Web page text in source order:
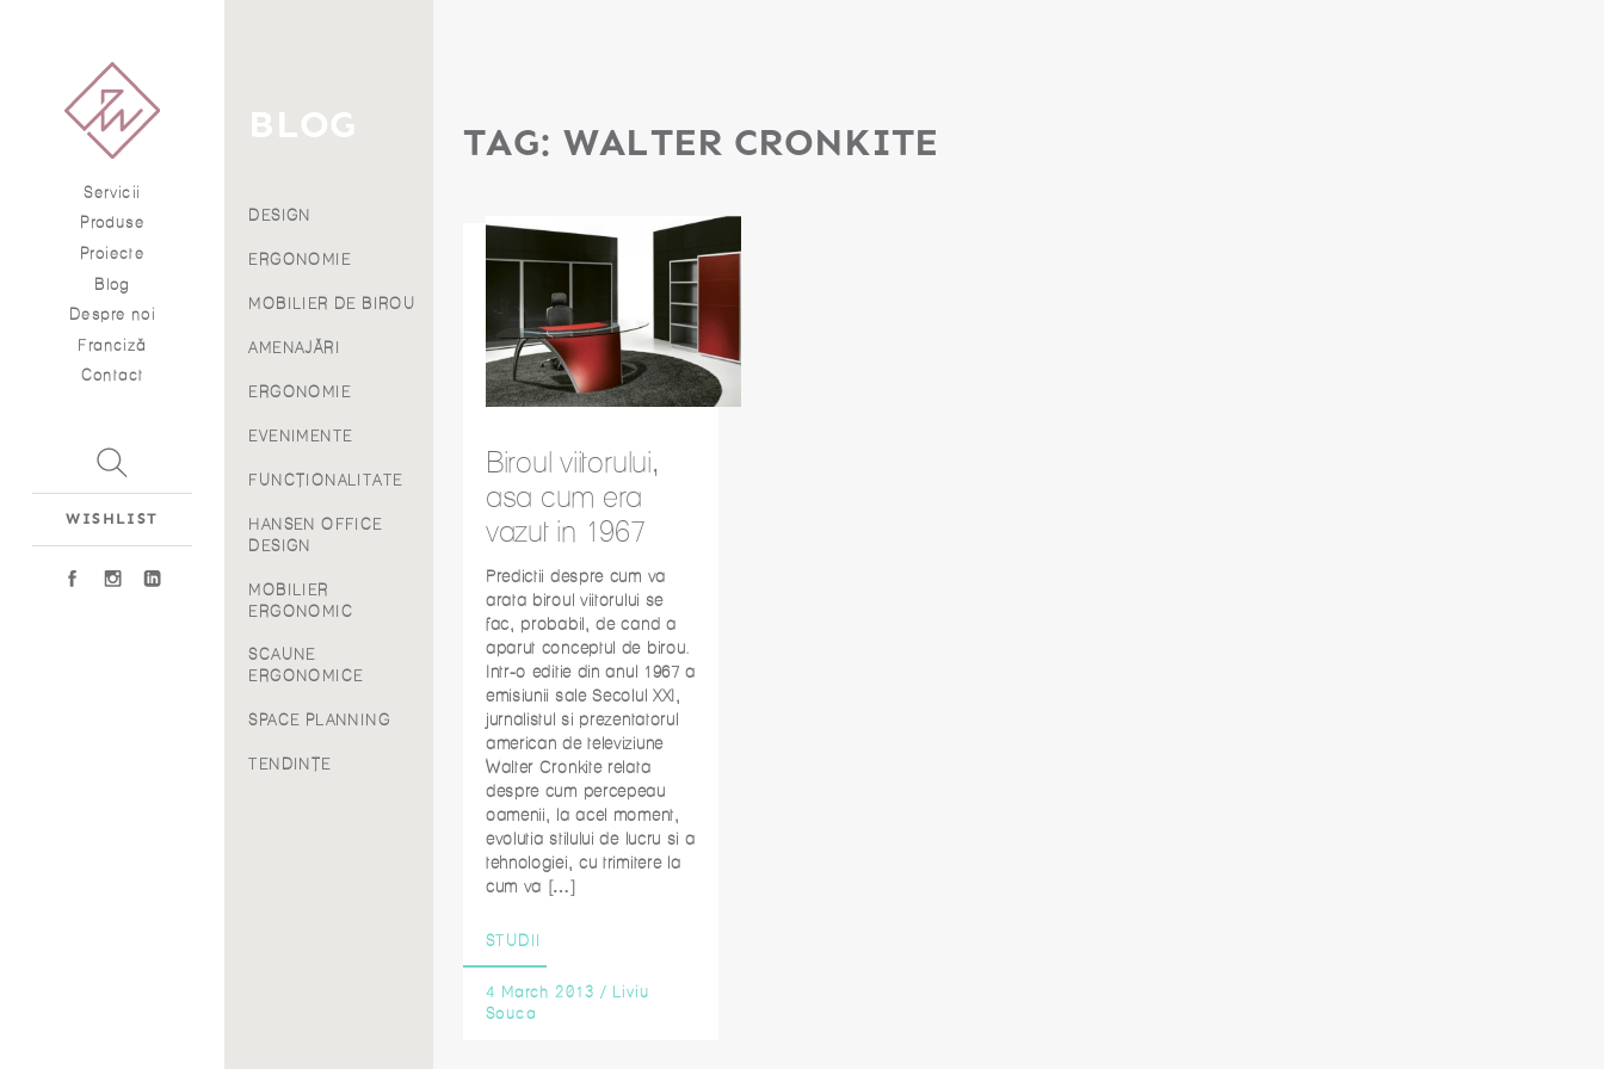
Servicii
Produse
Proiecte
Blog
Despre noi
Franciză
Contact
WISHLIST
BLOG
DESIGN
ERGONOMIE
MOBILIER DE BIROU
AMENAJĂRI
ERGONOMIE
EVENIMENTE
FUNCȚIONALITATE
HANSEN OFFICE
DESIGN
MOBILIER
ERGONOMIC
SCAUNE
ERGONOMICE
SPACE PLANNING
TENDINȚE
TAG: WALTER CRONKITE
Biroul viitorului,
asa cum era
vazut in 1967
Predictii despre cum va
arata biroul viitorului se
fac, probabil, de cand a
aparut conceptul de birou.
Intr-o editie din anul 1967 a
emisiunii sale Secolul XXI,
jurnalistul si prezentatorul
american de televiziune
Walter Cronkite relata
despre cum percepeau
oamenii, la acel moment,
evolutia stilului de lucru si a
tehnologiei, cu trimitere la
cum va […]
STUDII
4 March 2013 / Liviu
Souca